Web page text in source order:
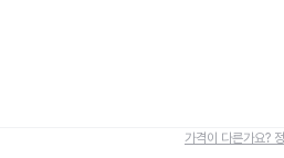
가격이 다른가요?